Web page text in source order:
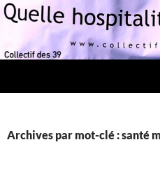
Archives par mot-clé : santé